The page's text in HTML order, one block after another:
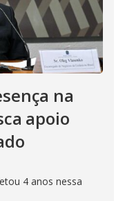
na
apoio
4 anos nessa